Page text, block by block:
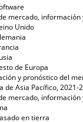
mercado,
Unido
de Europa
y pronóstico del
de Asia Pacífico, 2021-
mercado,
en tierra